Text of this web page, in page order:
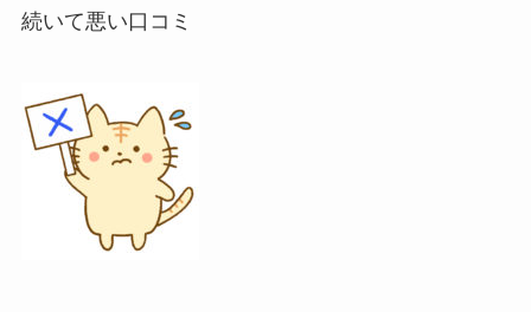
続いて悪い口コミ